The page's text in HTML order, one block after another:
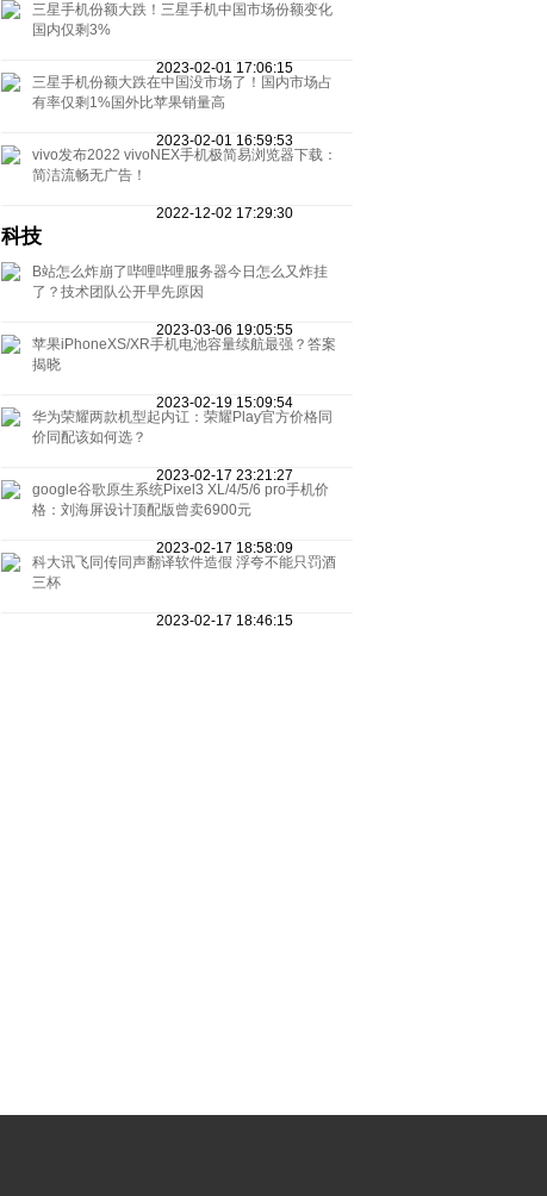
三星手机份额大跌！三星手机中国市场份额变化
国内仅剩3%
2023-02-01 17:06:15
三星手机份额大跌在中国没市场了！国内市场占
有率仅剩1%国外比苹果销量高
2023-02-01 16:59:53
vivo发布2022 vivoNEX手机极简易浏览器下载：
简洁流畅无广告！
2022-12-02 17:29:30
科技
B站怎么炸崩了哔哩哔哩服务器今日怎么又炸挂
了？技术团队公开早先原因
2023-03-06 19:05:55
苹果iPhoneXS/XR手机电池容量续航最强？答案
揭晓
2023-02-19 15:09:54
华为荣耀两款机型起内讧：荣耀Play官方价格同
价同配该如何选？
2023-02-17 23:21:27
google谷歌原生系统Pixel3 XL/4/5/6 pro手机价
格：刘海屏设计顶配版曾卖6900元
2023-02-17 18:58:09
科大讯飞同传同声翻译软件造假 浮夸不能只罚酒
三杯
2023-02-17 18:46:15